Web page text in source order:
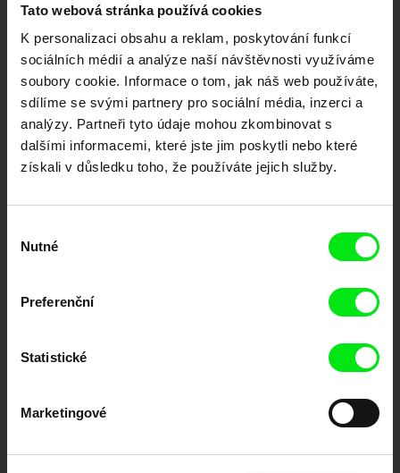
Tato webová stránka používá cookies
K personalizaci obsahu a reklam, poskytování funkcí
sociálních médií a analýze naší návštěvnosti využíváme
soubory cookie. Informace o tom, jak náš web používáte,
sdílíme se svými partnery pro sociální média, inzerci a
analýzy. Partneři tyto údaje mohou zkombinovat s
dalšími informacemi, které jste jim poskytli nebo které
získali v důsledku toho, že používáte jejich služby.
souhlasu
Nutné
Preferenční
Statistické
Marketingové
Vaše online
dokumentární kino
Nové festivalové filmy
každý týden
Portál DAFilms.cz je výsledkem tvůrčí spolupráce 7 klíčových evropských
posouvat hranice dokumentárního filmu, propagovat jeho rozmanitost a
CPH:DOX DOK Leipzig